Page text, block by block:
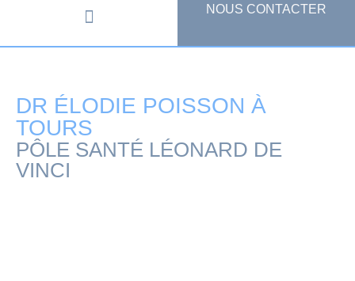
NOUS CONTACTER
DR ÉLODIE POISSON À
TOURS
PÔLE SANTÉ LÉONARD DE
VINCI